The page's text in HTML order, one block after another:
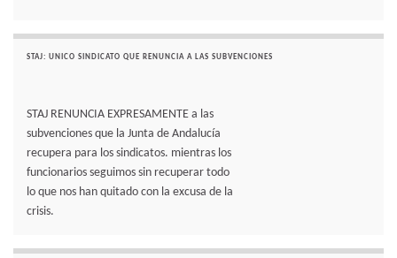
STAJ: UNICO SINDICATO QUE RENUNCIA A LAS SUBVENCIONES
STAJ RENUNCIA EXPRESAMENTE a las
subvenciones que la Junta de Andalucía
recupera para los sindicatos. mientras los
funcionarios seguimos sin recuperar todo
lo que nos han quitado con la excusa de la
crisis.